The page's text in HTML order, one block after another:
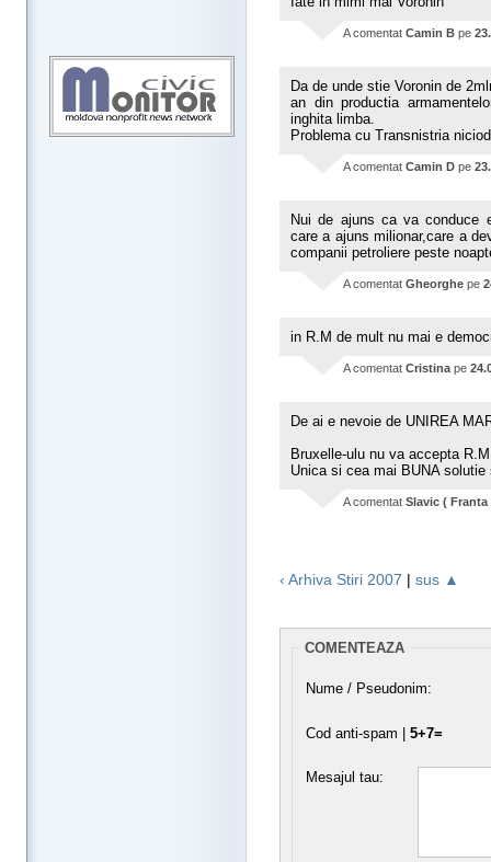
A comentat Camin B pe
Da de unde stie Voronin de
an din productia
inghita limba.
Problema cu Transnistria
A comentat Camin D pe
Nui de ajuns ca va conduce
care a ajuns milionar,care a
companii petroliere peste
A comentat Gheorghe pe
in R.M de mult nu mai e
A comentat Cristina pe
De ai e nevoie de UNIREA
Bruxelle-ulu nu va accepta
Unica si cea mai BUNA solutie
A comentat Slavic ( Franta
‹ Arhiva Stiri 2007 | sus ▲
COMENTEAZA
Nume / Pseudonim:
Cod anti-spam | 5+7=
Mesajul tau: